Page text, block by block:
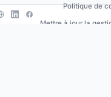
Politique de
Mettre à jour la